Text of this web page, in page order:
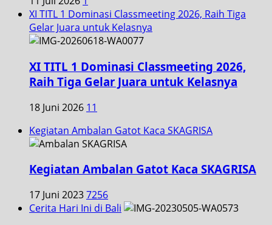
XI TITL 1 Dominasi Classmeeting 2026, Raih Tiga
Gelar Juara untuk Kelasnya
XI TITL 1 Dominasi Classmeeting 2026,
Raih Tiga Gelar Juara untuk Kelasnya
18 Juni 2026 11
Kegiatan Ambalan Gatot Kaca SKAGRISA
Kegiatan Ambalan Gatot Kaca SKAGRISA
17 Juni 20237256
Cerita Hari Ini di Bali